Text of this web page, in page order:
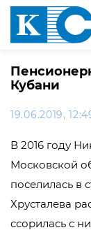
Кубани
19.06.2019,
В 2016 году
Московской
поселилась в
Хрусталева
ссорилась с